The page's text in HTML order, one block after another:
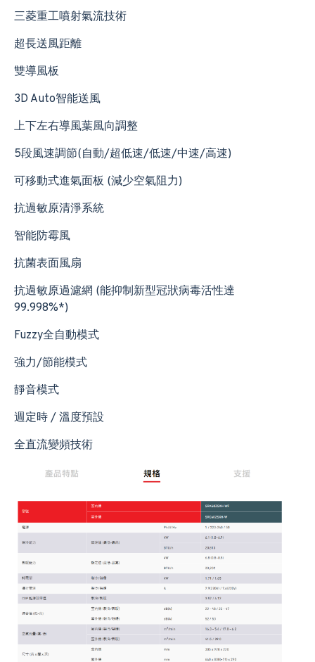
三菱重工噴射氣流技術
超長送風距離
雙導風板
3D Auto智能送風
上下左右導風葉風向調整
5段風速調節(自動/超低速/低速/中速/高速)
可移動式進氣面板 (減少空氣阻力)
抗過敏原清淨系統
智能防霉風
抗菌表面風扇
抗過敏原過濾網 (能抑制新型冠狀病毒活性達
99.998%*)
Fuzzy全自動模式
強力/節能模式
靜音模式
週定時 / 溫度預設
全直流變頻技術